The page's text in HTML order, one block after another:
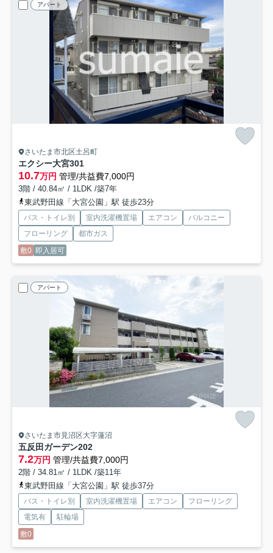
アパート
さいたま市北区土呂町
エクシー大宮301
10.7万円 管理/共益費7,000円
3階 / 40.84㎡ / 1LDK /築7年
東武野田線「大宮公園」駅 徒歩23分
バス・トイレ別 室内洗濯機置場 エアコン
バルコニー
フローリング
都市ガス
敷0 即入居可
アパート
さいたま市見沼区大字蓮沼
五反田ガーデン202
7.2万円 管理/共益費7,000円
2階 / 34.81㎡ / 1LDK /築11年
東武野田線「大宮公園」駅 徒歩37分
バス・トイレ別 室内洗濯機置場 エアコン
フローリング
電気有
駐輪場
敷0